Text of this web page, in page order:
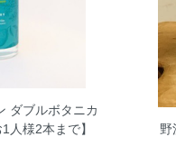
ダブルボタニカ
人様2本まで】
野